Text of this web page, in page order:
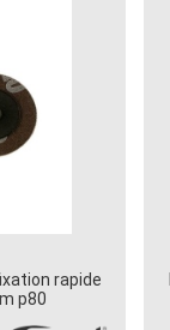
rapide
p80